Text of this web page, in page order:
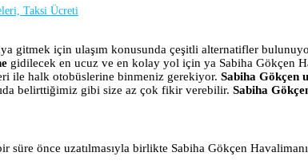
Taksi Ücreti
gitmek için ulaşım konusunda çeşitli alternatifler
gidilecek en ucuz ve en kolay yol için ya Sabiha Gökçen
ile halk otobüslerine binmeniz gerekiyor. Sabiha Gökçen
belirttiğimiz gibi size az çok fikir verebilir. Sabiha
süre önce uzatılmasıyla birlikte Sabiha Gökçen